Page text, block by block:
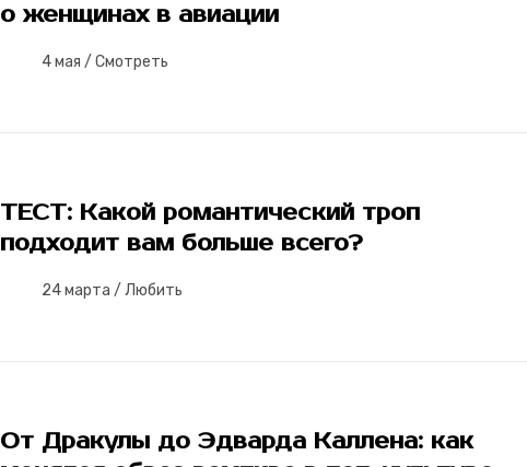
о женщинах в авиации
4 мая / Смотреть
ТЕСТ: Какой романтический троп
подходит вам больше всего?
24 марта / Любить
От Дракулы до Эдварда Каллена: как